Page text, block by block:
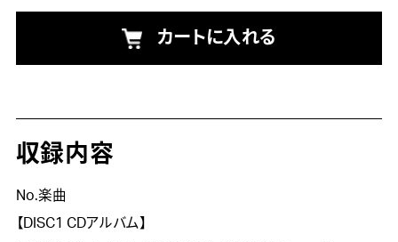
カートに入れる
収録内容
No.楽曲
【DISC1 CDアルバム】